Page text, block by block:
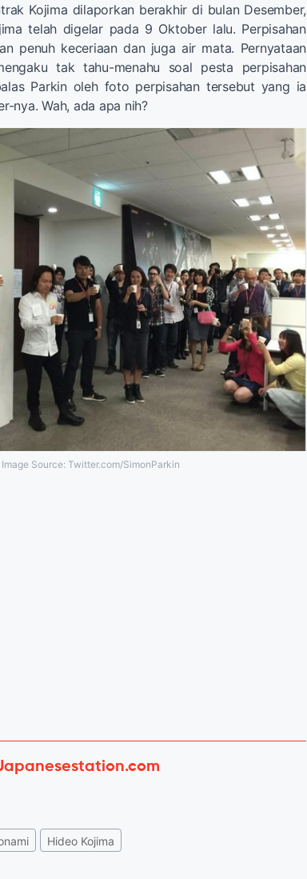
Kojima dilaporkan berakhir di bulan Desember,
telah digelar pada 9 Oktober lalu. Perpisahan
penuh keceriaan dan juga air mata. Pernyataan
tak tahu-menahu soal pesta perpisahan
Parkin oleh foto perpisahan tersebut yang ia
nya. Wah, ada apa nih?
Image Source: Twitter.com/SimonParkin
Hideo Kojima